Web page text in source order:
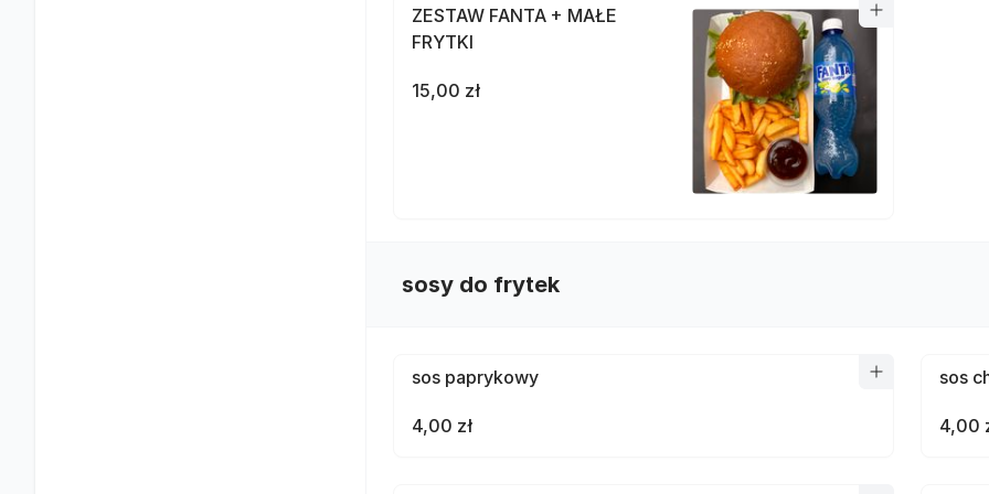
ZESTAW FANTA + MAŁE
FRYTKI
15,00 zł
sosy do frytek
sos paprykowy
4,00 zł
sos
4,00